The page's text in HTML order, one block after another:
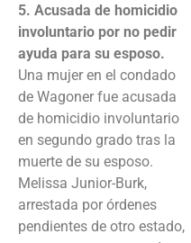
5. Acusada de homicidio
involuntario por no pedir
ayuda para su esposo.
Una mujer en el condado
de Wagoner fue acusada
de homicidio involuntario
en segundo grado tras la
muerte de su esposo.
Melissa Junior-Burk,
arrestada por órdenes
pendientes de otro estado,